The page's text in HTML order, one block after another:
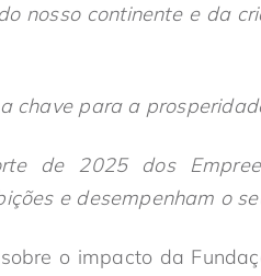
nosso continente e da
chave para a
de 2025 dos
e desempenham o
o impacto da